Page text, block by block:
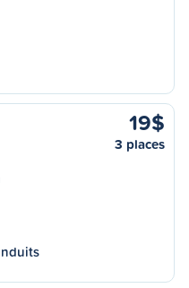
19$
3 places